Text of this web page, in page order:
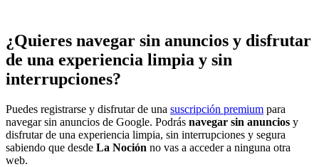
¿Quieres navegar sin anuncios y disfrutar
de una experiencia limpia y sin
interrupciones?
Puedes registrarse y disfrutar de una suscripción premium para
navegar sin anuncios de Google. Podrás navegar sin anuncios y
disfrutar de una experiencia limpia, sin interrupciones y segura
sabiendo que desde La Noción no vas a acceder a ninguna otra
web.